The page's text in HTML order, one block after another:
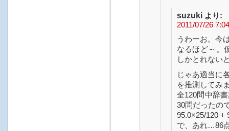
suzuki より:
2011/07/26
うわーお。今
なるほど～。
しかとれない
じゃあ適当に
を推測してみ
全120問中辞
30問だったの
95.0×25/120 +
で、あれ…86